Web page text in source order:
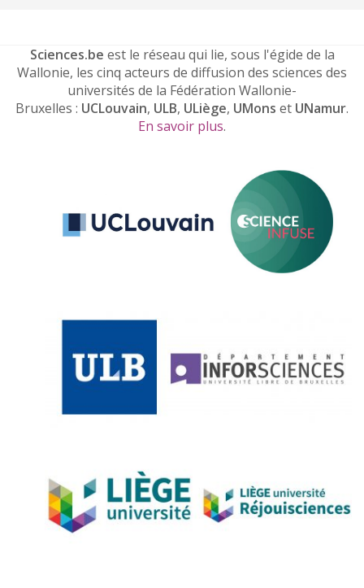
Sciences.be est le réseau qui lie, sous l'égide de la
Wallonie, les cinq acteurs de diffusion des sciences des
universités de la Fédération Wallonie-
Bruxelles : UCLouvain, ULB, ULiège, UMons et UNamur.
En savoir plus.